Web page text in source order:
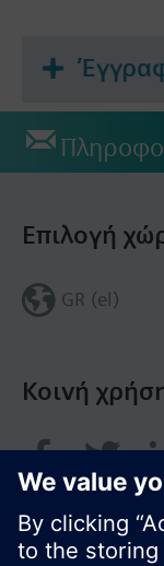
Κοινή
Επιλογή
GR (el)